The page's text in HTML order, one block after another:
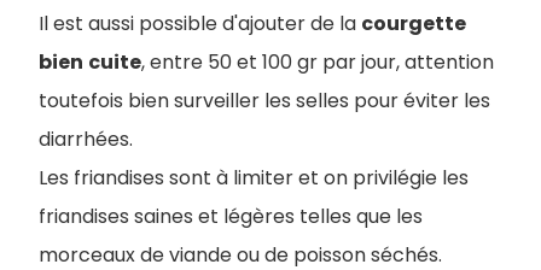
Il est aussi possible d'ajouter de la courgette
bien cuite, entre 50 et 100 gr par jour, attention
toutefois bien surveiller les selles pour éviter les
diarrhées.
Les friandises sont à limiter et on privilégie les
friandises saines et légères telles que les
morceaux de viande ou de poisson séchés.